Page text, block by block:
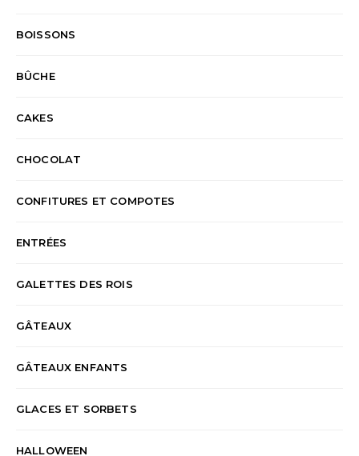
BOISSONS
BÛCHE
CAKES
CHOCOLAT
CONFITURES ET COMPOTES
ENTRÉES
GALETTES DES ROIS
GÂTEAUX
GÂTEAUX ENFANTS
GLACES ET SORBETS
HALLOWEEN